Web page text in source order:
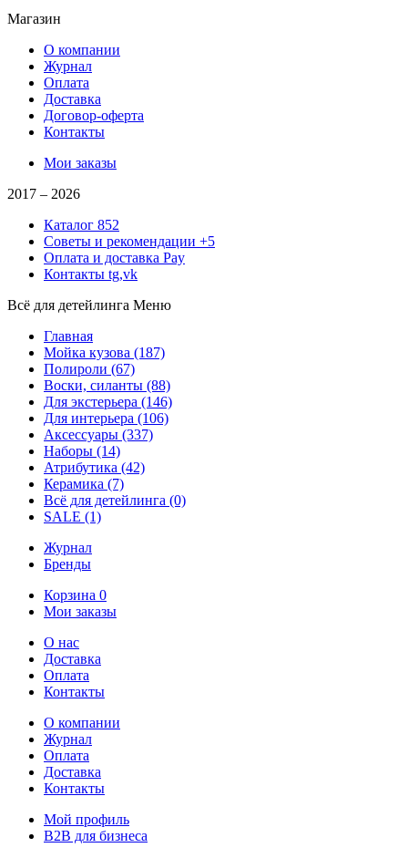
Магазин
О компании
Журнал
Оплата
Доставка
Договор-оферта
Контакты
Мои заказы
2017 – 2026
Каталог 852
Советы и рекомендации +5
Оплата и доставка Pay
Контакты tg,vk
Всё для детейлинга Меню
Главная
Мойка кузова (187)
Полироли (67)
Воски, силанты (88)
Для экстерьера (146)
Для интерьера (106)
Аксессуары (337)
Наборы (14)
Атрибутика (42)
Керамика (7)
Всё для детейлинга (0)
SALE (1)
Журнал
Бренды
Корзина 0
Мои заказы
О нас
Доставка
Оплата
Контакты
О компании
Журнал
Оплата
Доставка
Контакты
Мой профиль
B2B для бизнеса